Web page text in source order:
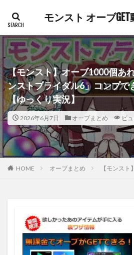
モンスト オーブ
【モンスト】オーブ1000個あ
ンストブライダル6」コンプ
【ゆっくり実況】
2026年6月7日 オーブまとめ ビ
HOME オーブまとめ 【モンス